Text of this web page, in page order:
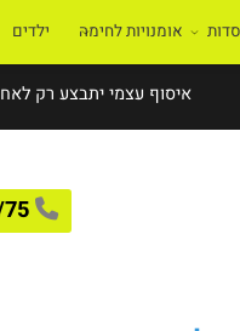
איסוף עצמי יתבצע רק
75
אומנויות לחימה ילדים